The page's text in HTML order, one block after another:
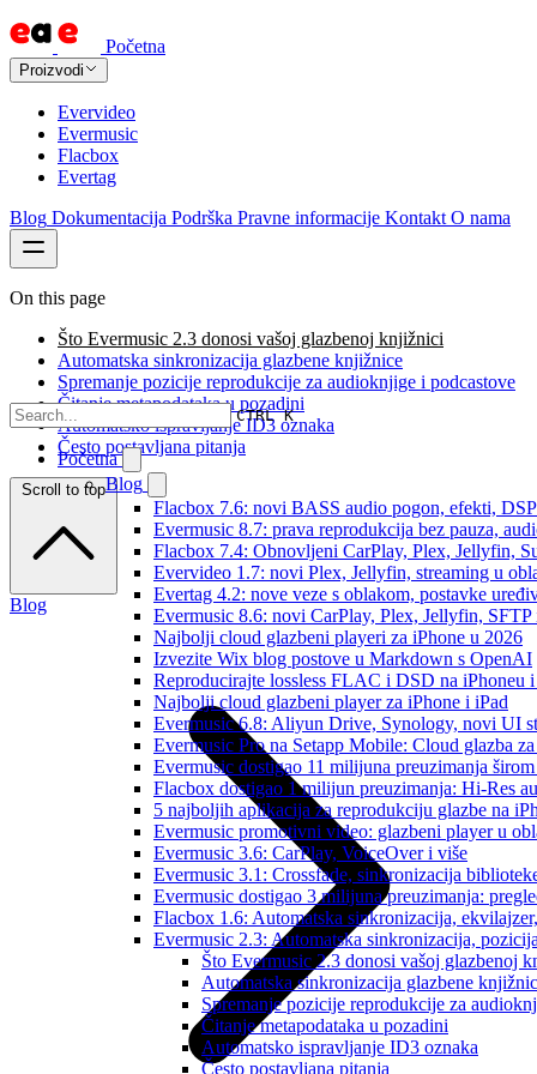
Početna
Proizvodi
Evervideo
Evermusic
Flacbox
Evertag
Blog Dokumentacija Podrška Pravne informacije Kontakt O nama
CTRL K
Početna
Blog
Flacbox 7.6: novi BASS audio pogon, efekti,
Evermusic 8.7: prava reprodukcija bez pauza,
Flacbox 7.4: Obnovljeni CarPlay, Plex, Jellyfin,
Evervideo 1.7: novi Plex, Jellyfin, streaming u
Evertag 4.2: nove veze s oblakom, postavke
Evermusic 8.6: novi CarPlay, Plex, Jellyfin,
Najbolji cloud glazbeni playeri za iPhone u 2026
Izvezite Wix blog postove u Markdown s OpenAI
Reproducirajte lossless FLAC i DSD na iPhoneu
Najbolji cloud glazbeni player za iPhone i iPad
Evermusic 6.8: Aliyun Drive, Synology, novi UI
Evermusic Pro na Setapp Mobile: Cloud glazba
Evermusic dostigao 11 milijuna preuzimanja
Flacbox dostigao 1 milijun preuzimanja: Hi-Res
5 najboljih aplikacija za reprodukciju glazbe na
Evermusic promotivni video: glazbeni player u
Evermusic 3.6: CarPlay, VoiceOver i više
Evermusic 3.1: Crossfade, sinkronizacija
Evermusic dostigao 3 milijuna preuzimanja:
Flacbox 1.6: Automatska sinkronizacija,
Evermusic 2.3: Automatska sinkronizacija,
Što Evermusic 2.3 donosi vašoj glazbenoj
Automatska sinkronizacija glazbene
Spremanje pozicije reprodukcije za
Čitanje metapodataka u pozadini
Automatsko ispravljanje ID3 oznaka
Često postavljana pitanja
On this page
Što Evermusic 2.3 donosi vašoj glazbenoj knjižnici
Automatska sinkronizacija glazbene knjižnice
Spremanje pozicije reprodukcije za audioknjige i podcastove
Čitanje metapodataka u pozadini
Automatsko ispravljanje ID3 oznaka
Često postavljana pitanja
Scroll to top
Blog